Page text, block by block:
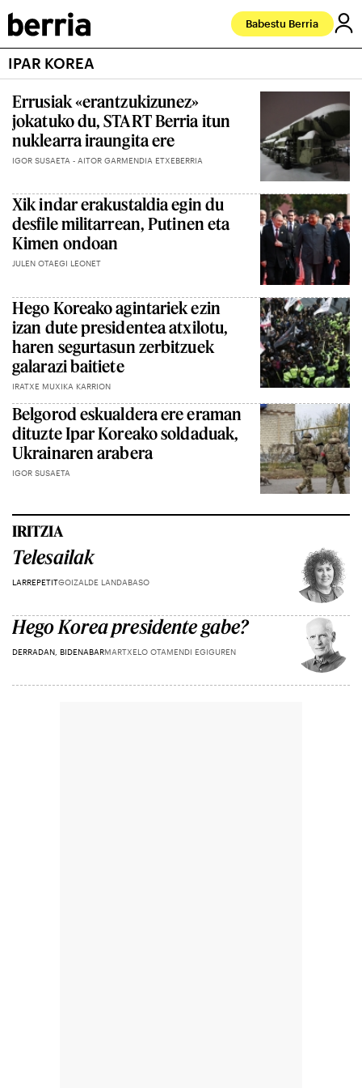
Babestu Berria
IPAR KOREA
Errusiak «erantzukizunez»
jokatuko du, START Berria itun
nuklearra iraungita ere
IGOR SUSAETA - AITOR GARMENDIA ETXEBERRIA
Xik indar erakustaldia egin du
desfile militarrean, Putinen eta
Kimen ondoan
JULEN OTAEGI LEONET
Hego Koreako agintariek ezin
izan dute presidentea atxilotu,
haren segurtasun zerbitzuek
galarazi baitiete
IRATXE MUXIKA KARRION
Belgorod eskualdera ere eraman
dituzte Ipar Koreako soldaduak,
Ukrainaren arabera
IGOR SUSAETA
IRITZIA
Telesailak
LARREPETITGOIZALDE LANDABASO
Hego Korea presidente gabe?
DERRADAN, BIDENABARMARTXELO OTAMENDI EGIGUREN